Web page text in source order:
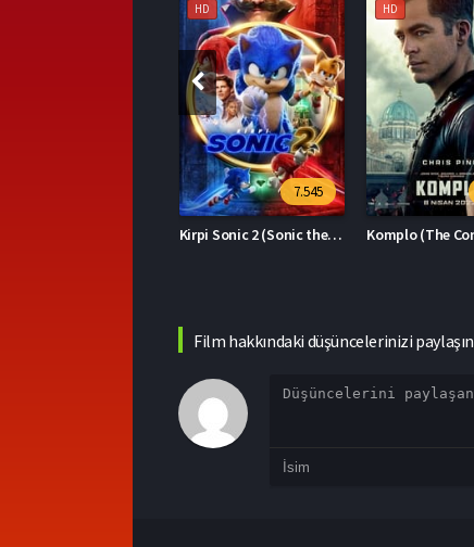
HD
6.394
Komplo (The Contractor)
HD
Film hakkındaki düşüncelerinizi paylaşın